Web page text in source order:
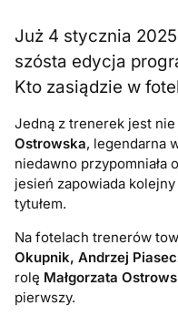
Już 4 stycznia
szósta edycja
Kto zasiądzie w
Jedną z trenerek jest nie
Ostrowska, legendarna
niedawno przypomniała
jesień zapowiada
tytułem.
Na fotelach trenerów
Okupnik, Andrzej
rolę Małgorzata
pierwszy.